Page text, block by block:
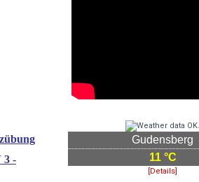
3 -
Gudensberg
11 °C
[Details]